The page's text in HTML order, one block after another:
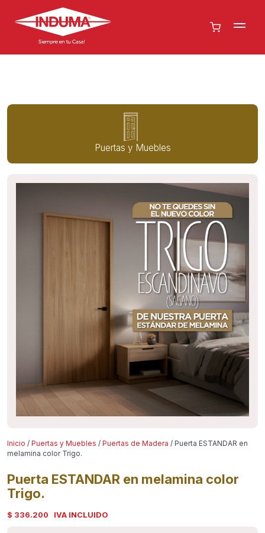
Puertas y Muebles
Inicio / Puertas y Muebles / Puertas de Madera / Puerta ESTANDAR en
melamina color Trigo.
Puerta ESTANDAR en melamina color
Trigo.
$ 336.200 IVA INCLUIDO